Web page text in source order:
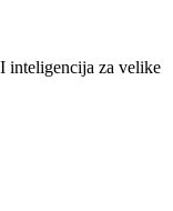
inteligencija za velike